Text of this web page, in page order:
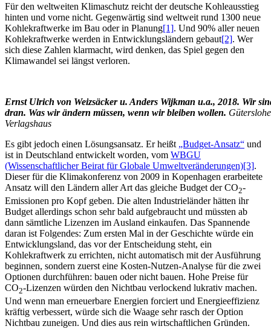
Für den weltweiten Klimaschutz reicht der deutsche Kohleausstieg
hinten und vorne nicht. Gegenwärtig sind weltweit rund 1300 neue
Kohlekraftwerke im Bau oder in Planung[1]. Und 90% aller neuen
Kohlekraftwerke werden in Entwicklungsländern gebaut[2]. Wer
sich diese Zahlen klarmacht, wird denken, das Spiel gegen den
Klimawandel sei längst verloren.
Ernst Ulrich von Weizsäcker u. Anders Wijkman u.a., 2018. Wir
dran. Was wir ändern müssen, wenn wir bleiben wollen.
Verlagshaus
Es gibt jedoch einen Lösungsansatz. Er heißt „Budget-Ansatz“ und
ist in Deutschland entwickelt worden, vom WBGU
(Wissenschaftlicher Beirat für Globale Umweltveränderungen)[3].
Dieser für die Klimakonferenz von 2009 in Kopenhagen erarbeitete
Ansatz will den Ländern aller Art das gleiche Budget der CO2-
Emissionen pro Kopf geben. Die alten Industrieländer hätten ihr
Budget allerdings schon sehr bald aufgebraucht und müssten ab
dann sämtliche Lizenzen im Ausland einkaufen. Das Spannende
daran ist Folgendes: Zum ersten Mal in der Geschichte würde ein
Entwicklungsland, das vor der Entscheidung steht, ein
Kohlekraftwerk zu errichten, nicht automatisch mit der Ausführung
beginnen, sondern zuerst eine Kosten-Nutzen-Analyse für die zwei
Optionen durchführen: bauen oder nicht bauen. Hohe Preise für
CO2-Lizenzen würden den Nichtbau verlockend lukrativ machen.
Und wenn man erneuerbare Energien forciert und Energieeffizienz
kräftig verbessert, würde sich die Waage sehr rasch der Option
Nichtbau zuneigen. Und dies aus rein wirtschaftlichen Gründen.